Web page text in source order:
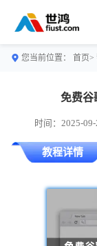
您当前位置： 首页>
免费谷
时间：2025-09-
教程详情